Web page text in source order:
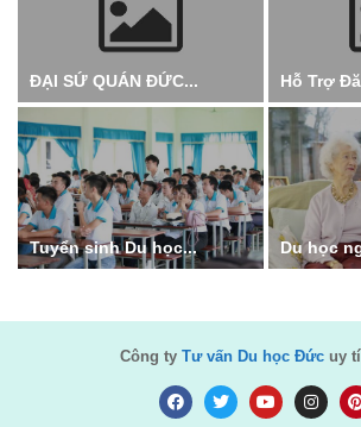
ĐẠI SỨ QUÁN ĐỨC... Hỗ Trợ
Tuyển sinh Du học... Du học
Công ty Tư vấn Du học Đứcuy